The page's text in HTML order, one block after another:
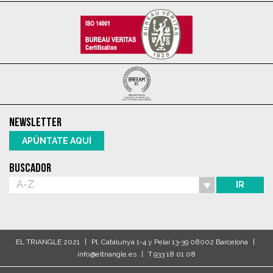
NEWSLETTER
APÚNTATE AQUÍ
BUSCADOR
EL TRIANGLE 2021
Pl. Catalunya 1-4 y Pelai 13-39 08002 Barcelona
info@eltriangle.es
T.933 18 01 08